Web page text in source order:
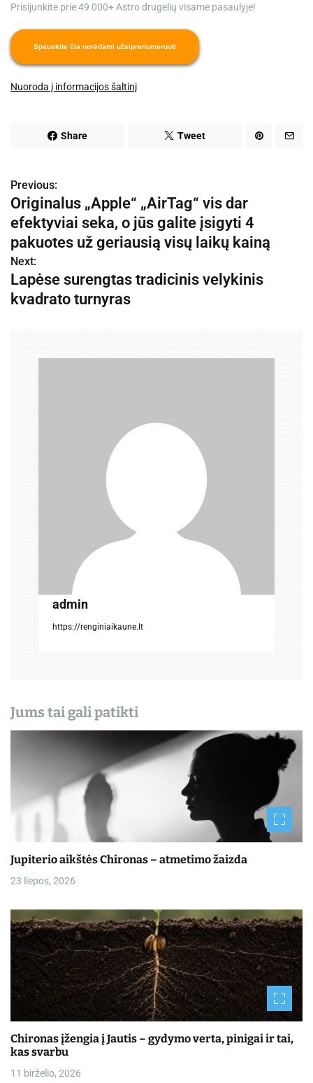
Prisijunkite prie 49 000+ Astro drugelių visame pasaulyje!
Spauskite čia norėdami užsiprenumeruoti
Nuoroda į informacijos šaltinį
Share Tweet
N
a
v
i
g
Previous:
Originalus „Apple“ „AirTag“ vis dar
efektyviai seka, o jūs galite įsigyti 4
pakuotes už geriausią visų laikų kainą
Next:
Lapėse surengtas tradicinis velykinis
kvadrato turnyras
admin
https://renginiaikaune.lt
Jums tai gali patikti
Jupiterio aikštės Chironas – atmetimo žaizda
23 liepos, 2026
Chironas įžengia į Jautis – gydymo verta, pinigai ir tai,
kas svarbu
11 birželio, 2026